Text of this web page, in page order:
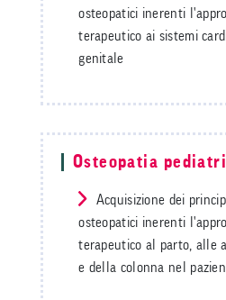
osteopatici inerenti
terapeutico ai sistemi
genitale
Osteopatia
Acquisizione dei
osteopatici inerenti
terapeutico al parto, alle
e della colonna nel